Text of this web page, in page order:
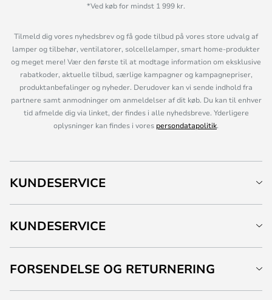
*Ved køb for mindst 1 999 kr.
Tilmeld dig vores nyhedsbrev og få gode tilbud på vores store udvalg af
lamper og tilbehør, ventilatorer, solcellelamper, smart home-produkter
og meget mere! Vær den første til at modtage information om eksklusive
rabatkoder, aktuelle tilbud, særlige kampagner og kampagnepriser,
produktanbefalinger og nyheder. Derudover kan vi sende indhold fra
partnere samt anmodninger om anmeldelser af dit køb. Du kan til enhver
tid afmelde dig via linket, der findes i alle nyhedsbreve. Yderligere
oplysninger kan findes i vores persondatapolitik.
KUNDESERVICE
KUNDESERVICE
FORSENDELSE OG RETURNERING